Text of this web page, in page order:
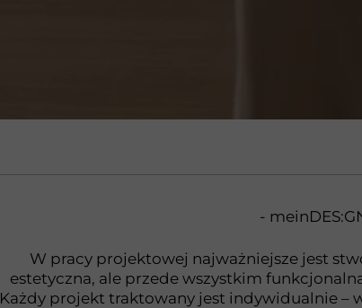
-
W pracy projektowej najważniejsze jest
estetyczna, ale przede wszystkim
Każdy projekt traktowany jest indywidualnie –